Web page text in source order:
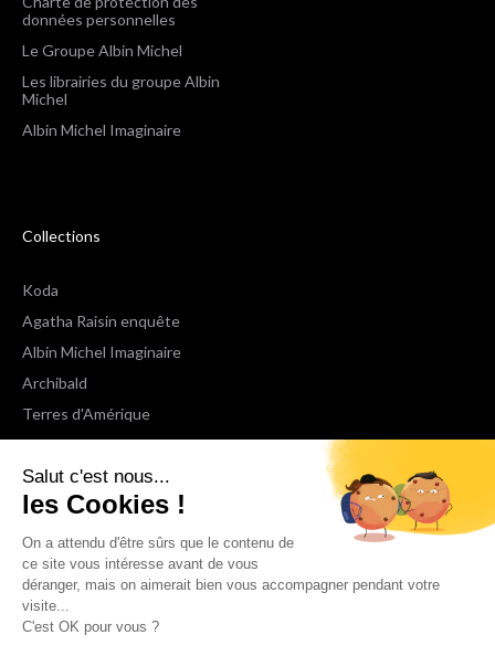
Salut c'est nous...
les Cookies !
On a attendu d'être sûrs que le contenu de
ce site vous intéresse avant de vous
déranger, mais on aimerait bien vous accompagner pendant votre
visite...
C'est OK pour vous ?
données personnelles
Le Groupe Albin Michel
Les librairies du groupe Albin
Michel
Albin Michel Imaginaire
Collections
Koda
Agatha Raisin enquête
Albin Michel Imaginaire
Archibald
Terres d'Amérique
Espaces Libres Poche
NOX
Wiz
Voir toutes les collections
Nous suivre